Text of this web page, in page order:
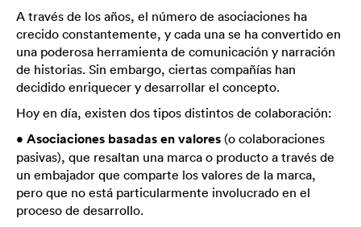
A través de los años, el número de asociaciones ha
crecido constantemente, y cada una se ha convertido en
una poderosa herramienta de comunicación y narración
de historias. Sin embargo, ciertas compañías han
decidido enriquecer y desarrollar el concepto.
Hoy en día, existen dos tipos distintos de colaboración:
• Asociaciones basadas en valores (o colaboraciones
pasivas), que resaltan una marca o producto a través de
un embajador que comparte los valores de la marca,
pero que no está particularmente involucrado en el
proceso de desarrollo.